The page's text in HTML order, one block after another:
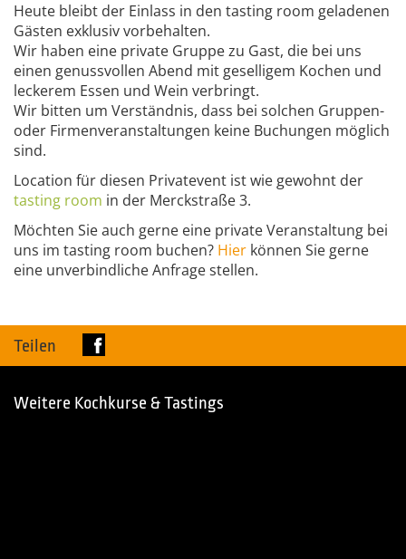
Heute bleibt der Einlass in den tasting room geladenen
Gästen exklusiv vorbehalten.
Wir haben eine private Gruppe zu Gast, die bei uns
einen genussvollen Abend mit geselligem Kochen und
leckerem Essen und Wein verbringt.
Wir bitten um Verständnis, dass bei solchen Gruppen-
oder Firmenveranstaltungen keine Buchungen möglich
sind.
Location für diesen Privatevent ist wie gewohnt der
tasting room in der Merckstraße 3.
Möchten Sie auch gerne eine private Veranstaltung bei
uns im tasting room buchen? Hier können Sie gerne
eine unverbindliche Anfrage stellen.
Teilen
Weitere Kochkurse & Tastings